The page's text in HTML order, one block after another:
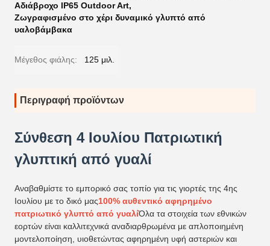
Αδιάβροχο IP65 Outdoor Art,
Ζωγραφισμένο στο χέρι δυναμικό γλυπτό από
υαλοβάμβακα
Μέγεθος φιάλης: 125 μιλ.
Περιγραφή προϊόντων
Σύνθεση 4 Ιουλίου Πατριωτική
γλυπτική από γυαλί
Αναβαθμίστε το εμπορικό σας τοπίο για τις γιορτές της 4ης
Ιουλίου με το δικό μας100% αυθεντικό αφηρημένο
πατριωτικό γλυπτό από γυαλίΌλα τα στοιχεία των εθνικών
εορτών είναι καλλιτεχνικά αναδιαρθρωμένα με απλοποιημένη
μοντελοποίηση, υιοθετώντας αφηρημένη υφή αστεριών και